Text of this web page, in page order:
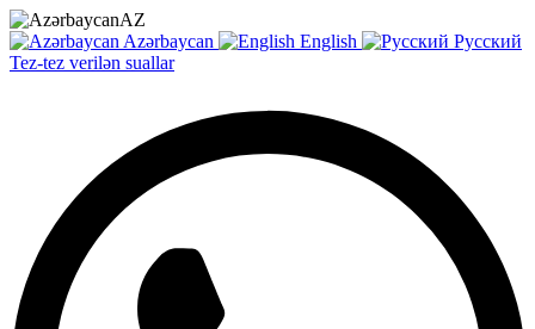
AZ
Azərbaycan
English
Русский
Tez-tez verilən suallar